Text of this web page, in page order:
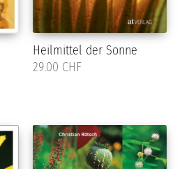
Heilmittel der Sonne
29.00 CHF